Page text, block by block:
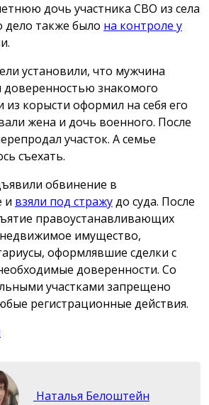
дочь участника СВО из села
дело также было на контроле у
установили, что мужчина
доверенностью знакомого
из корысти оформил на себя его
жена и дочь военного. После
участок. А семье
съехать.
обвинение в
и взяли под стражудо суда. После
правоустанавливающих
имущество,
оформлявшие сделки с
доверенности. Со
участками запрещено
регистрационные действия.
Наталья Белоштейн